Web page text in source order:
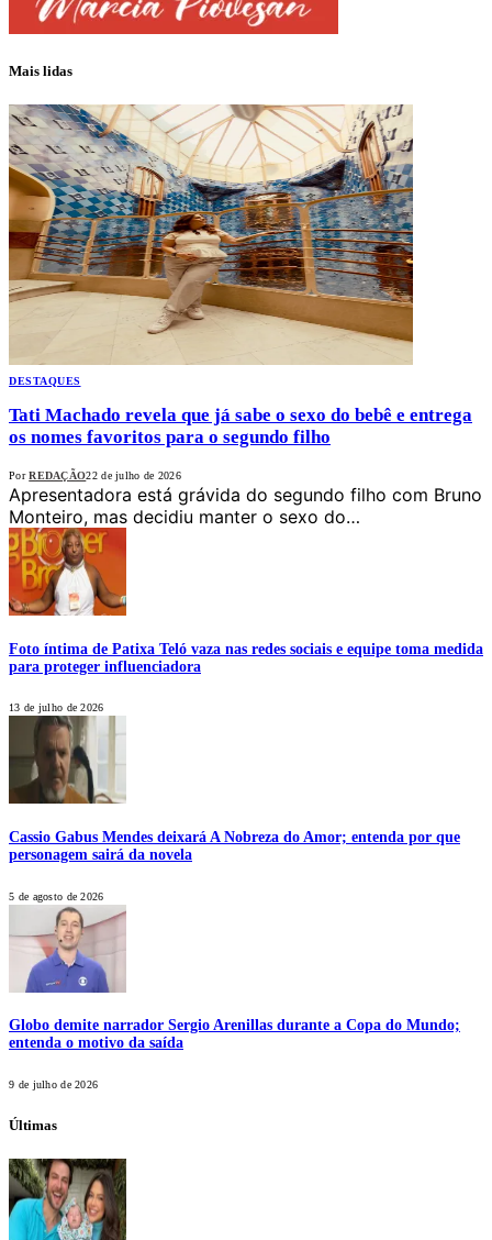
Mais lidas
DESTAQUES
Tati Machado revela que já sabe o sexo do bebê e entrega
os nomes favoritos para o segundo filho
Por REDAÇÃO22 de julho de 2026
Apresentadora está grávida do segundo filho com Bruno
Monteiro, mas decidiu manter o sexo do…
Foto íntima de Patixa Teló vaza nas redes sociais e equipe toma medida
para proteger influenciadora
13 de julho de 2026
Cassio Gabus Mendes deixará A Nobreza do Amor; entenda por que
personagem sairá da novela
5 de agosto de 2026
Globo demite narrador Sergio Arenillas durante a Copa do Mundo;
entenda o motivo da saída
9 de julho de 2026
Últimas